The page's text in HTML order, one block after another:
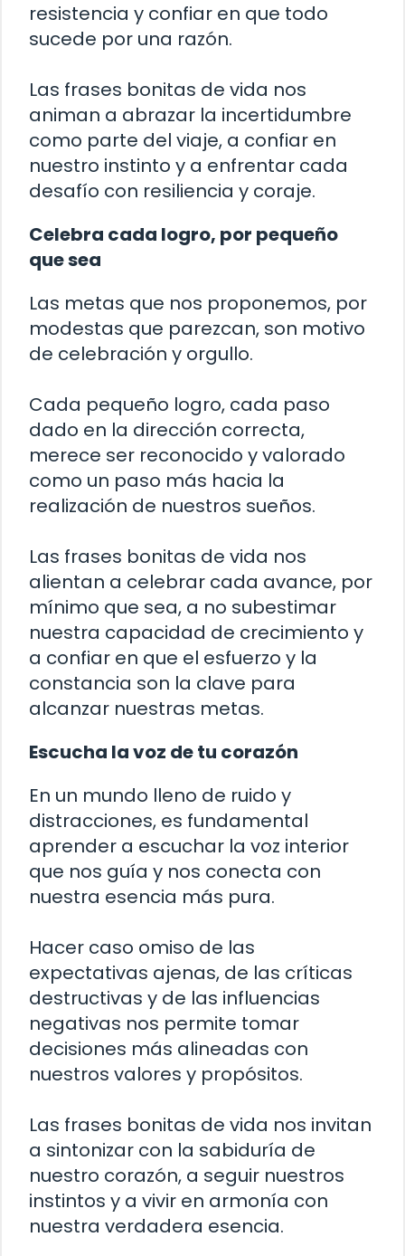
resistencia y confiar en que todo
sucede por una razón.
Las frases bonitas de vida nos
animan a abrazar la incertidumbre
como parte del viaje, a confiar en
nuestro instinto y a enfrentar cada
desafío con resiliencia y coraje.
Celebra cada logro, por pequeño
que sea
Las metas que nos proponemos, por
modestas que parezcan, son motivo
de celebración y orgullo.
Cada pequeño logro, cada paso
dado en la dirección correcta,
merece ser reconocido y valorado
como un paso más hacia la
realización de nuestros sueños.
Las frases bonitas de vida nos
alientan a celebrar cada avance, por
mínimo que sea, a no subestimar
nuestra capacidad de crecimiento y
a confiar en que el esfuerzo y la
constancia son la clave para
alcanzar nuestras metas.
Escucha la voz de tu corazón
En un mundo lleno de ruido y
distracciones, es fundamental
aprender a escuchar la voz interior
que nos guía y nos conecta con
nuestra esencia más pura.
Hacer caso omiso de las
expectativas ajenas, de las críticas
destructivas y de las influencias
negativas nos permite tomar
decisiones más alineadas con
nuestros valores y propósitos.
Las frases bonitas de vida nos invitan
a sintonizar con la sabiduría de
nuestro corazón, a seguir nuestros
instintos y a vivir en armonía con
nuestra verdadera esencia.